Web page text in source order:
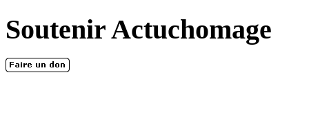
Soutenir Actuchomage